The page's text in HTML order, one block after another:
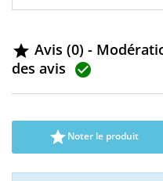
 Avis (0) -
des avis 
Noter le produit